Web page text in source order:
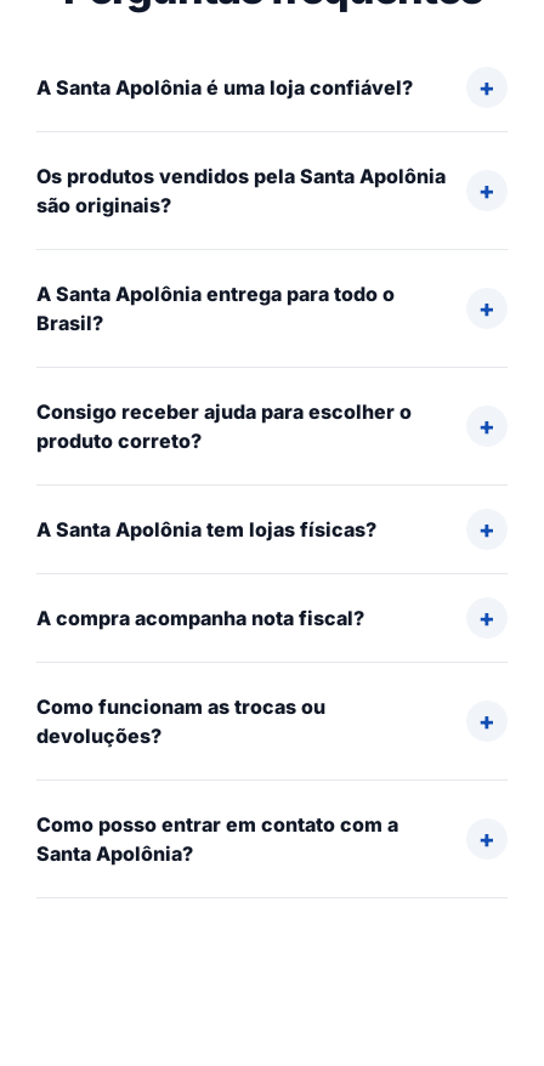
A Santa Apolônia é uma loja confiável?
Os produtos vendidos pela Santa Apolônia
são originais?
A Santa Apolônia entrega para todo o
Brasil?
Consigo receber ajuda para escolher o
produto correto?
A Santa Apolônia tem lojas físicas?
A compra acompanha nota fiscal?
Como funcionam as trocas ou
devoluções?
Como posso entrar em contato com a
Santa Apolônia?